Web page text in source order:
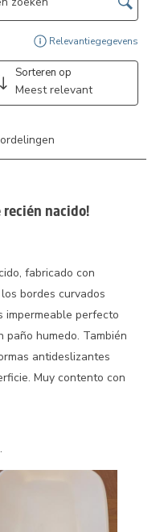
Relevantiegegevens
Sorteren op
Meest relevant
recién nacido!
fabricado con
bordes curvados
impermeable perfecto
humedo. También
antideslizantes
Muy contento con